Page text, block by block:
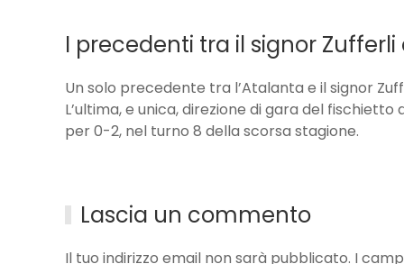
I precedenti tra il signor Zufferli
Un solo precedente tra l’Atalanta e il signor
L’ultima, e unica, direzione di gara del
per 0-2, nel turno 8 della scorsa stagione.
Lascia un commento
Il tuo indirizzo email non sarà pubblicato. I